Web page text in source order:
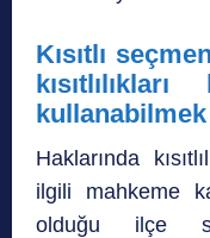
Kısıtlı
Haklarında
ilgili mahkeme
olduğu ilçe